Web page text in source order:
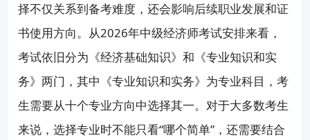
择不仅关系到备考难度，还会影响后续职业发展和证
书使用方向。从2026年中级经济师考试安排来看，
考试依旧分为《经济基础知识》和《专业知识和实
务》两门，其中《专业知识和实务》为专业科目，考
生需要从十个专业方向中选择其一。对于大多数考生
来说，选择专业时不能只看“哪个简单”，还需要结合